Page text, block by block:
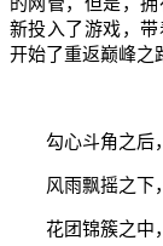
新投入了游戏，带
开始了重返巅峰之
勾心斗角之后
风雨飘摇之下
花团锦簇之中